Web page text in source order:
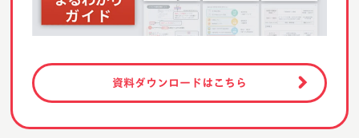
資料ダウンロードはこちら